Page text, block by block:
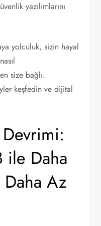
yazılımlarını
yolculuk, sizin hayal
size bağlı.
keşfedin ve dijital
ile Daha
Daha Az